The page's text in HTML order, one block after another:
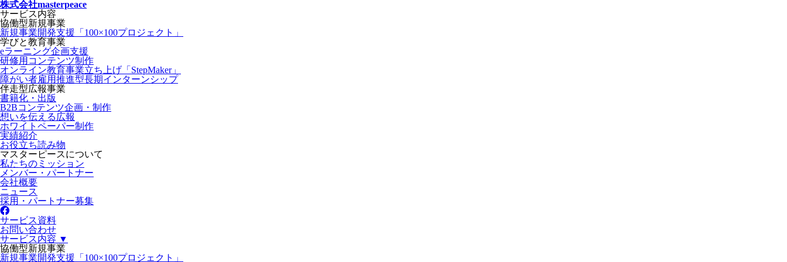
株式会社masterpeace
サービス内容
協働型新規事業
新規事業開発支援「100×100プロジェクト」
学びと教育事業
eラーニング企画支援
研修用コンテンツ制作
オンライン教育事業立ち上げ「StepMaker」
障がい者雇用推進型長期インターンシップ
伴走型広報事業
書籍化・出版
B2Bコンテンツ企画・制作
想いを伝える広報
ホワイトペーパー制作
実績紹介
お役立ち読み物
マスターピースについて
私たちのミッション
メンバー・パートナー
会社概要
ニュース
採用・パートナー募集
サービス資料
お問い合わせ
サービス内容 ▼
協働型新規事業
新規事業開発支援「100×100プロジェクト」